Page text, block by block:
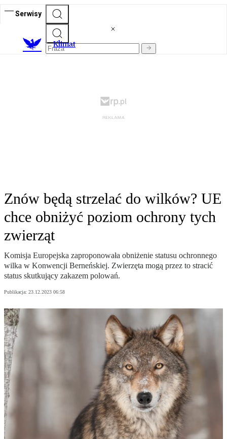
Serwisy
Klimat
Znów będą strzelać do wilków? UE
chce obniżyć poziom ochrony tych
zwierząt
Komisja Europejska zaproponowała obniżenie statusu ochronnego
wilka w Konwencji Berneńskiej. Zwierzęta mogą przez to stracić
status skutkujący zakazem polowań.
Publikacja: 23.12.2023 06:58